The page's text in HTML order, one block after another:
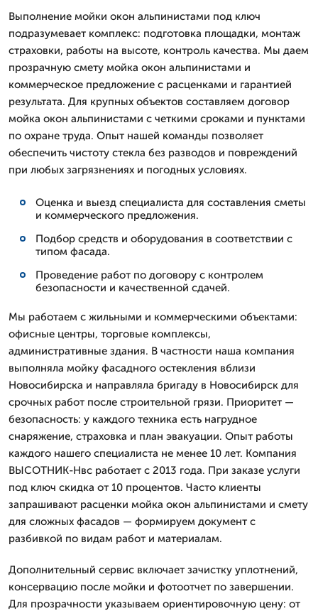
Выполнение мойки окон альпинистами под ключ
подразумевает комплекс: подготовка площадки, монтаж
страховки, работы на высоте, контроль качества. Мы даем
прозрачную смету мойка окон альпинистами и
коммерческое предложение с расценками и гарантией
результата. Для крупных объектов составляем договор
мойка окон альпинистами с четкими сроками и пунктами
по охране труда. Опыт нашей команды позволяет
обеспечить чистоту стекла без разводов и повреждений
при любых загрязнениях и погодных условиях.
Оценка и выезд специалиста для составления сметы
и коммерческого предложения.
Подбор средств и оборудования в соответствии с
типом фасада.
Проведение работ по договору с контролем
безопасности и качественной сдачей.
Мы работаем с жильными и коммерческими объектами:
офисные центры, торговые комплексы,
административные здания. В частности наша компания
выполняла мойку фасадного остекления вблизи
Новосибирска и направляла бригаду в Новосибирск для
срочных работ после строительной грязи. Приоритет —
безопасность: у каждого техника есть нагрудное
снаряжение, страховка и план эвакуации. Опыт работы
каждого нашего специалиста не менее 10 лет. Компания
ВЫСОТНИК-Нвс работает с 2013 года. При заказе услуги
под ключ скидка от 10 процентов. Часто клиенты
запрашивают расценки мойка окон альпинистами и смету
для сложных фасадов — формируем документ с
разбивкой по видам работ и материалам.
Дополнительный сервис включает зачистку уплотнений,
консервацию после мойки и фотоотчет по завершении.
Для прозрачности указываем ориентировочную цену: от